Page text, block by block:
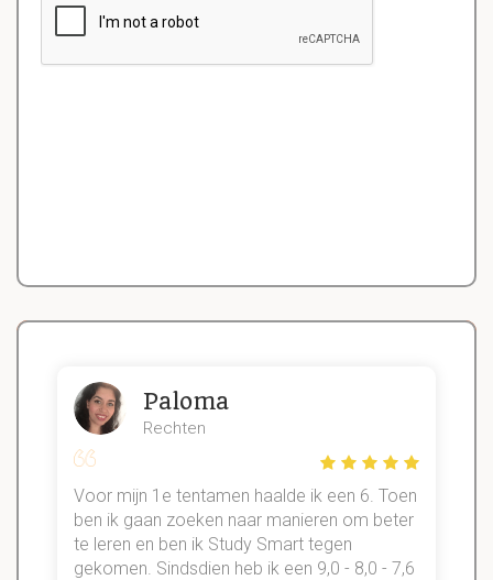
Paloma
Rechten
Voor mijn 1e tentamen haalde ik een 6. Toen
ben ik gaan zoeken naar manieren om beter
te leren en ben ik Study Smart tegen
gekomen. Sindsdien heb ik een 9,0 - 8,0 - 7,6